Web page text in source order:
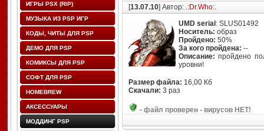
ИГРЫ PSX (RIP)
МУЗЫКА ИЗ PSP ИГР
КОДЫ, ЧИТЫ ДЛЯ PSP
ДЕМО ДЛЯ PSP
КОМИКСЫ ДЛЯ PSP
СОФТ ДЛЯ PSP
HOMEBREW
АКСЕССУАРЫ
МОДДИНГ PSP
[13.07.10] Автор: .:Dr.Who:.
UMD serial : SLUS01492
Носитель: образ
Пройдено: 50%
За кого пройдена: --
Описание: пройдено
уровни!
Размер файла: 16,00 Кб
Скачали: 3 раз
- файл проверен - вирусов НЕТ!